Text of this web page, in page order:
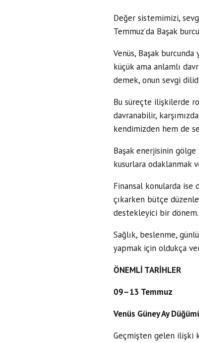
Değer sistemimizi,
Temmuz’da Başak
Venüs, Başak
küçük ama anlamlı
demek, onun sevgi
Bu süreçte ilişkilerde
davranabilir,
kendimizden hem de
Başak enerjisinin
kusurlara odaklanmak
Finansal konularda ise
çıkarken bütçe
destekleyici bir dönem.
Sağlık, beslenme,
yapmak için oldukça
ÖNEMLİ TARİHLER
09–13 Temmuz
Venüs Güney Ay
Geçmişten gelen ilişki